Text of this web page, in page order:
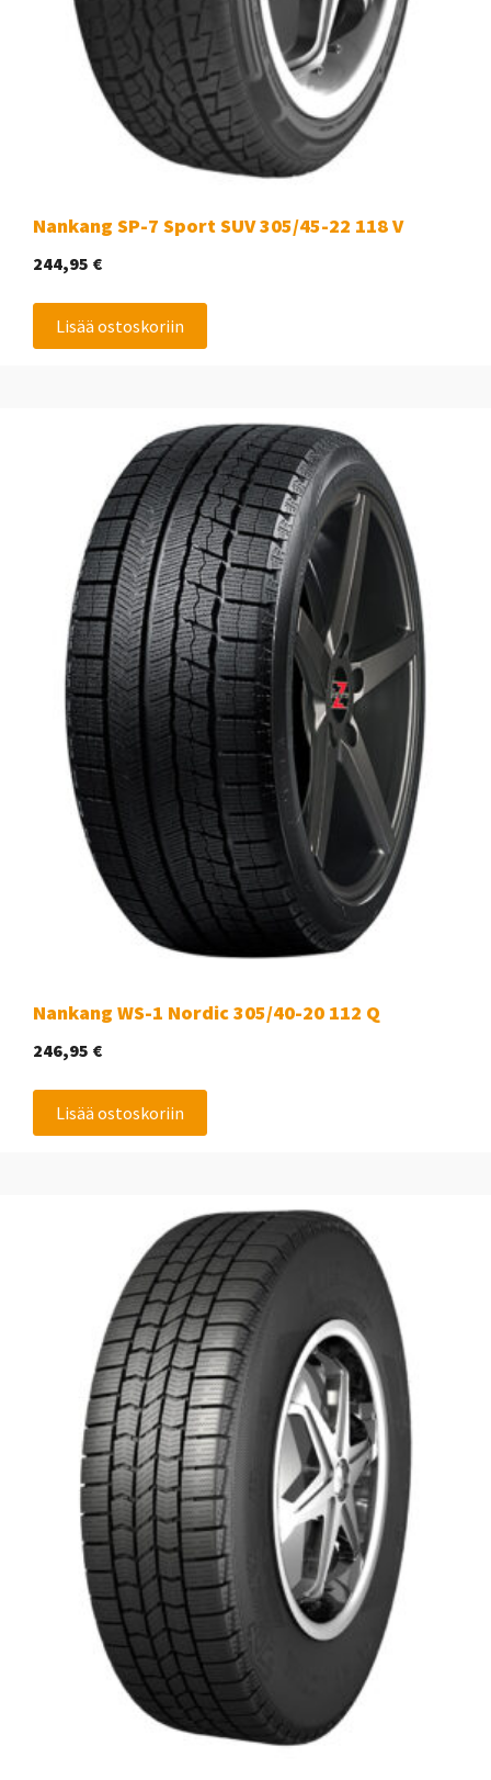
Nankang SP-7 Sport SUV 305/45-22 118 V
244,95 €
Lisää ostoskoriin
Nankang WS-1 Nordic 305/40-20 112 Q
246,95 €
Lisää ostoskoriin